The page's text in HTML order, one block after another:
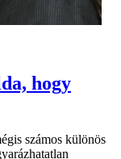
hogy
számos különös